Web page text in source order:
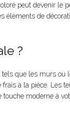
peut devenir le
éléments de
?
que les murs ou
à la pièce. Les
moderne à